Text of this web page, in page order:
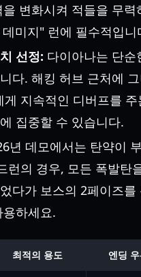
변화시켜 적들을 무력
미지" 런에 필수적입니
선정: 다이아나는 단순
다. 해킹 허브 근처에
게 지속적인 디버프를
집중할 수 있습니다.
년 데모에서는 탄약이
런의 경우, 모든 폭발탄
다가 보스의 2페이즈를
하세요.
최적의 용도 엔딩